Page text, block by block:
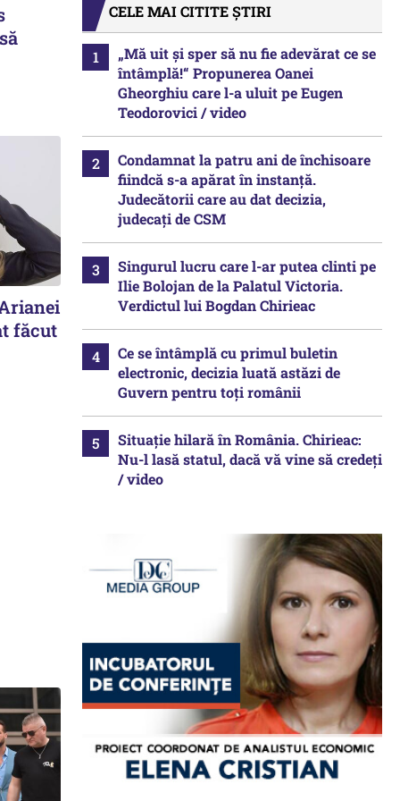
făcut
CELE MAI CITITE ȘTIRI
„Mă uit și sper să nu fie adevărat ce se
întâmplă!“ Propunerea Oanei
Gheorghiu care l-a uluit pe Eugen
Teodorovici / video
Condamnat la patru ani de închisoare
fiindcă s-a apărat în instanță.
Judecătorii care au dat decizia,
judecați de CSM
Singurul lucru care l-ar putea clinti pe
Ilie Bolojan de la Palatul Victoria.
Verdictul lui Bogdan Chirieac
Ce se întâmplă cu primul buletin
electronic, decizia luată astăzi de
Guvern pentru toți românii
Situație hilară în România. Chirieac:
Nu-l lasă statul, dacă vă vine să credeți
/ video